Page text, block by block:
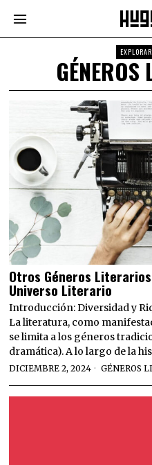
Otros Géneros
Universo Literario
Introducción: Diversidad y
La literatura, como
se limita a los géneros
dramática). A lo largo de la
DICIEMBRE 2, 2024 GÉNEROS